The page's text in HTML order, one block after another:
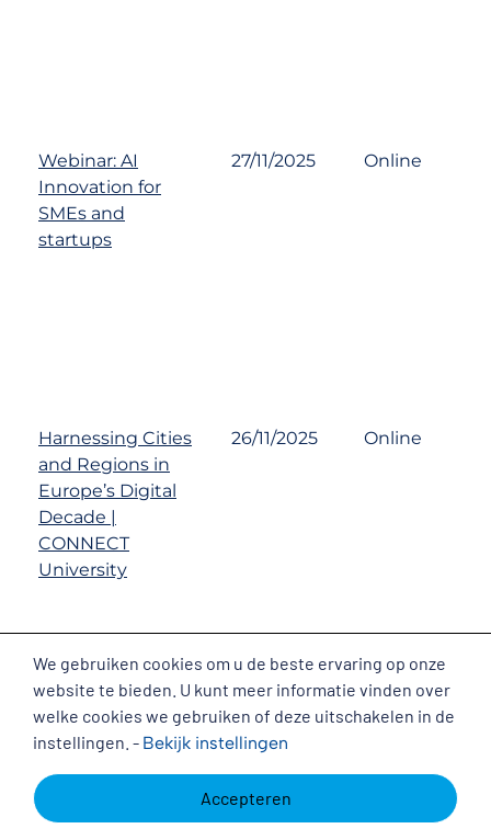
Cookies
We gebruiken cookies om u de beste ervaring op onze
website te bieden. U kunt meer informatie vinden over
welke cookies we gebruiken of deze uitschakelen in de
instellingen. - Bekijk instellingen
Accepteren
Webinar: AI
Innovation for
SMEs and
startups
27/11/2025 Online
Harnessing Cities
and Regions in
Europe’s Digital
Decade |
CONNECT
University
26/11/2025 Online
European
Innovation
Copenhagen,
26/11/2025
Copenhagen,